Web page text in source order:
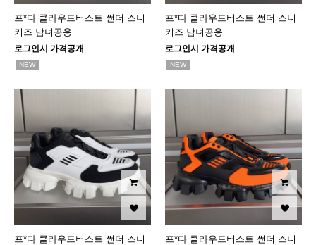
프*다 클라우드버스트 썬더 스니
커즈 남녀공용
로그인시 가격공개
NEW
프*다 클라우드버스트 썬더 스니
커즈 남녀공용
로그인시 가격공개
NEW
프*다 클라우드버스트 썬더 스니
프*다 클라우드버스트 썬더 스니